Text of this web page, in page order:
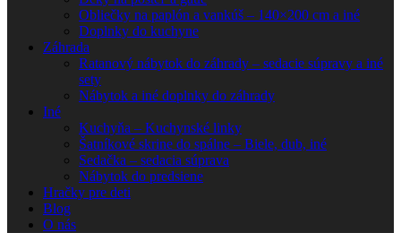
Obliečky na paplón a vankúš – 140×200 cm a iné
Doplnky do kuchyne
Záhrada
Ratanový nábytok do záhrady – sedacie súpravy a iné
sety
Nábytok a iné doplnky do záhrady
Iné
Kuchyňa – Kuchynské linky
Šatníkové skrine do spálne – Biele, dub, iné
Sedačka – sedacia súprava
Nábytok do predsiene
Hračky pre deti
Blog
O nás